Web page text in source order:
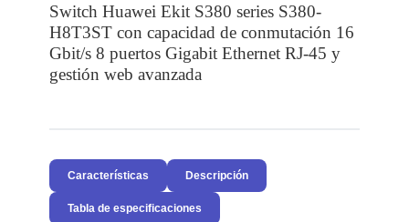
Switch Huawei Ekit S380 series S380-
H8T3ST con capacidad de conmutación 16
Gbit/s 8 puertos Gigabit Ethernet RJ-45 y
gestión web avanzada
Características Descripción
Tabla de especificaciones